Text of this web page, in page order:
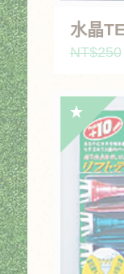
水晶
NT$250